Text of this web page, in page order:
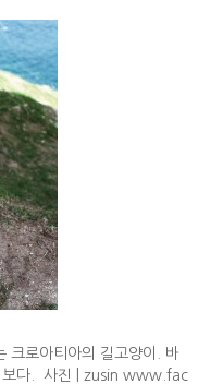
크로아티아의 길고양이. 바
보다. 사진 | zusin www.fac